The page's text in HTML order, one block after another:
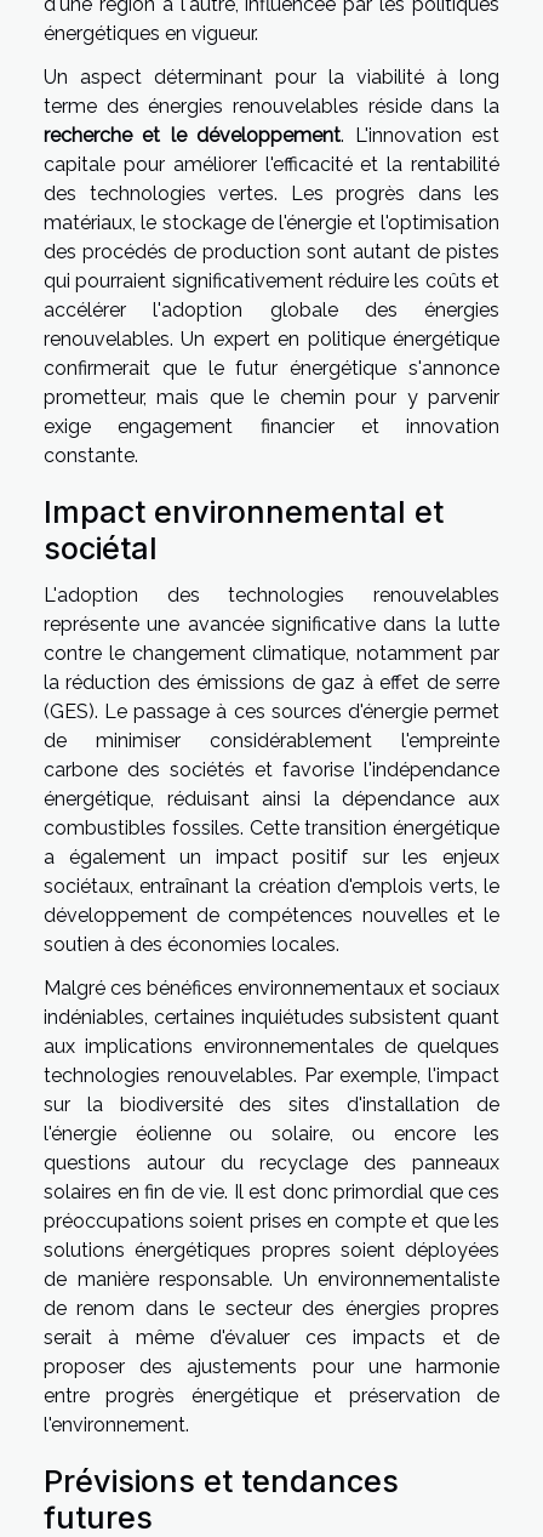
énergétiques en vigueur.
Un aspect déterminant pour la viabilité à long
terme des énergies renouvelables réside dans la
recherche et le développement. L'innovation est
capitale pour améliorer l'efficacité et la rentabilité
des technologies vertes. Les progrès dans les
matériaux, le stockage de l'énergie et l'optimisation
des procédés de production sont autant de pistes
qui pourraient significativement réduire les coûts et
accélérer l'adoption globale des énergies
renouvelables. Un expert en politique énergétique
confirmerait que le futur énergétique s'annonce
prometteur, mais que le chemin pour y parvenir
exige engagement financier et innovation
constante.
Impact environnemental et
sociétal
L'adoption des technologies renouvelables
représente une avancée significative dans la lutte
contre le changement climatique, notamment par
la réduction des émissions de gaz à effet de serre
(GES). Le passage à ces sources d'énergie permet
de minimiser considérablement l'empreinte
carbone des sociétés et favorise l'indépendance
énergétique, réduisant ainsi la dépendance aux
combustibles fossiles. Cette transition énergétique
a également un impact positif sur les enjeux
sociétaux, entraînant la création d'emplois verts, le
développement de compétences nouvelles et le
soutien à des économies locales.
Malgré ces bénéfices environnementaux et sociaux
indéniables, certaines inquiétudes subsistent quant
aux implications environnementales de quelques
technologies renouvelables. Par exemple, l'impact
sur la biodiversité des sites d'installation de
l'énergie éolienne ou solaire, ou encore les
questions autour du recyclage des panneaux
solaires en fin de vie. Il est donc primordial que ces
préoccupations soient prises en compte et que les
solutions énergétiques propres soient déployées
de manière responsable. Un environnementaliste
de renom dans le secteur des énergies propres
serait à même d'évaluer ces impacts et de
proposer des ajustements pour une harmonie
entre progrès énergétique et préservation de
l'environnement.
Prévisions et tendances
futures